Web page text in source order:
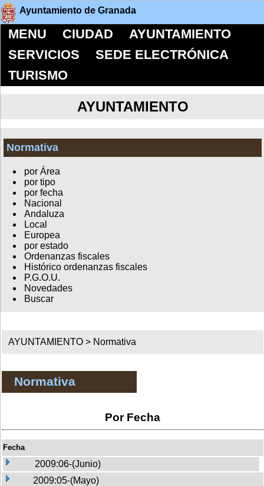
Ayuntamiento de Granada
MENU CIUDAD
AYUNTAMIENTO
SERVICIOS
SEDE ELECTRÓNICA
TURISMO
AYUNTAMIENTO
Normativa
por Área
por tipo
por fecha
Nacional
Andaluza
Local
Europea
por estado
Ordenanzas fiscales
Histórico ordenanzas fiscales
P.G.O.U.
Novedades
Buscar
AYUNTAMIENTO > Normativa
Normativa
Por Fecha
Fecha
2009:06-(Junio)
2009:05-(Mayo)